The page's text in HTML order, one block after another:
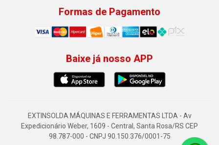
Formas de Pagamento
Baixe já nosso APP
EXTINSOLDA MÁQUINAS E FERRAMENTAS LTDA - Av
Expedicionário Weber, 1609 - Central, Santa Rosa/RS CEP
98.787-000 - CNPJ 90.150.376/0001-75